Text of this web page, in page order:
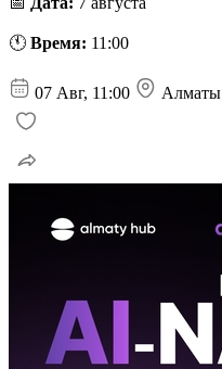
🕚 Время: 11:00
07 Авг, 11:00 Алматы